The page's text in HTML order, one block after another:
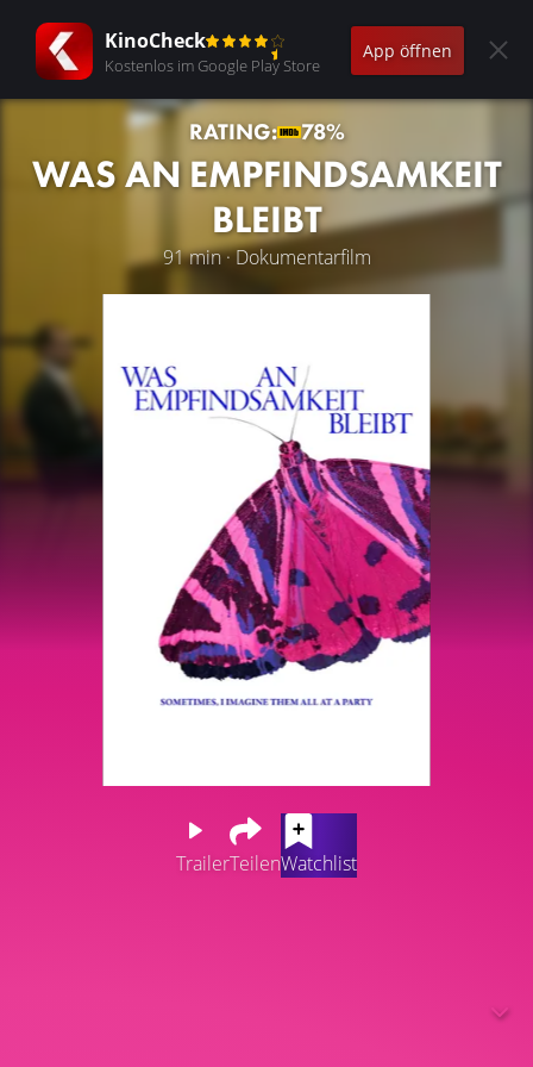
KinoCheck
Kostenlos im Google Play Store
App öffnen
RATING: 78%
WAS AN EMPFINDSAMKEIT
BLEIBT
91 min · Dokumentarfilm
TrailerTeilenWatchlist
damals zurück. Es sind Erinnerungen voller Wärme und